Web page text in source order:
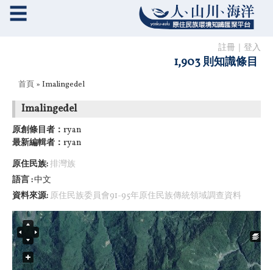
註冊 登入
1,903 則知識條目
☰
您在這裡
首頁 » Imalingedel
Imalingedel
原創條目者： ryan
最新編輯者： ryan
原住民族:排灣族
語言 中文
資料來源: 原住民族委員會91-95年原住民族傳統領域調查資料